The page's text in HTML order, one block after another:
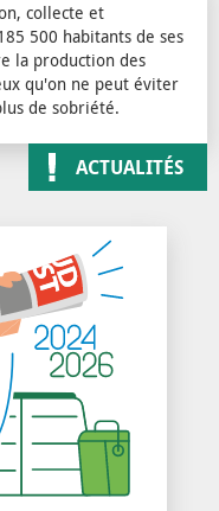
collecte et
500 habitants de ses
la production des
qu'on ne peut éviter
de sobriété.
ACTUALITÉS